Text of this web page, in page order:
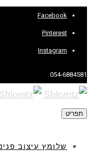
Facebook
Pinterest
Instagram
054-6884581
תפריט
שלומץ עיצוב